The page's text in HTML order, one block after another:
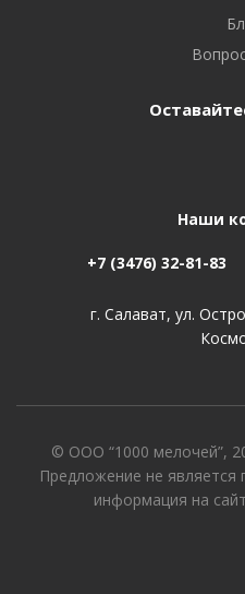
Наши
+7 (3476) 32-81-83
г. Салават, ул.
© ООО “1000 мелочей”,
Предложение не
информация на